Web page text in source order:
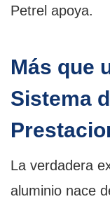
Petrel apoya.
Más que
Sistema
La verdadera
aluminio nace